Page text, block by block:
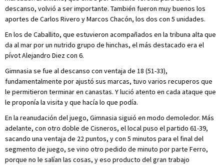
descanso, volvió a ser importante. También fueron muy buenos los
aportes de Carlos Rivero y Marcos Chacón, los dos con 5 unidades.
En los de Caballito, que estuvieron acompañados en la tribuna alta que
da al mar por un nutrido grupo de hinchas, el más destacado era el
pívot Alejandro Diez con 6.
Gimnasia se fue al descanso con ventaja de 18 (51-33),
fundamentalmente por ajustó sus marcas, tuvo varios recuperos que
le permitieron terminar en canastas. Y lució atento en cada ataque que
le proponía la visita y que hacía lo que podía.
En la reanudación del juego, Gimnasia siguió en modo demoledor. Más
adelante, con otro doble de Cisneros, el local puso el partido 61-39,
sacando una ventaja de 22 puntos, y con 5 minutos para el final del
segmento de juego, se vino otro pedido de minuto por parte Ferro,
porque no le salían las cosas, y eso producto del gran trabajo